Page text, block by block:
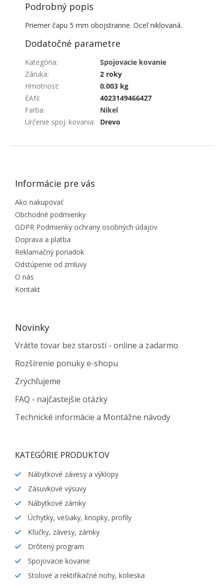
Podrobný popis
Priemer čapu 5 mm obojstranne. Oceľ niklovaná.
Dodatočné parametre
Kategória:
Spojovacie kovanie
Záruka:
2 roky
Hmotnosť:
0.003 kg
EAN:
4023149466427
Farba:
Nikel
Určenie spoj. kovania: Drevo
ZÁPÄTIE
Informácie pre vás
Ako nakupovať
Obchodné podmienky
GDPR Podmienky ochrany osobných údajov
Doprava a platba
Reklamačný poriadok
Odstúpenie od zmluvy
O nás
Kontakt
Novinky
Vráťte tovar bez starostí - online a zadarmo
Rozšírenie ponuky e-shopu
Zrýchľujeme
FAQ - najčastejšie otázky
Technické informácie a Montážne návody
KATEGÓRIE PRODUKTOV
Nábytkové závesy a výklopy
Zásuvkové výsuvy
Nábytkové zámky
Úchytky, vešiaky, knopky, profily
Kľučky, závesy, zámky
Drôtený program
Spojovacie kovanie
Stolové a rektifikačné nohy, kolieska